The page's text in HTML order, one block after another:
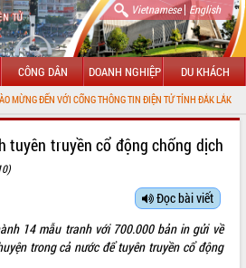
Vietnamese| English
CÔNG DÂN DOANH NGHIỆP DU KHÁCH
CỔNG THÔNG TIN ĐIỆN TỬ TỈNH ĐẮK LẮK
tuyên truyền cổ động chống dịch
Đọc bài viết
14 mẫu tranh với 700.000 bản in gửi về
trong cả nước để tuyên truyền cổ động